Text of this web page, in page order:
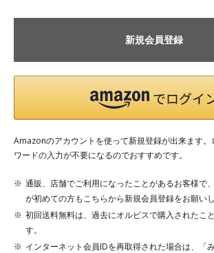
新規会員登録
Amazonのアカウントを使って新規登録が出来ます
ワードの入力が不要になるのでおすすめです。
通販、店舗でご利用になったことがあるお客様で
が初めての方もこちらから新規会員登録をお願いし
初回送料無料は、過去にオルビスで購入されたこ
す。
インターネット会員IDを再取得された場合は、「